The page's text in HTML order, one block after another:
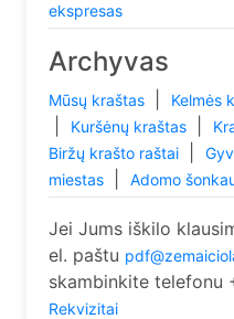
ekspresas
Archyvas
Mūsų kraštas Kelmės
Kuršėnų kraštas
Biržų krašto raštai
miestas
Adomo
Jei Jums iškilo
el. paštu
skambinkite telefonu
Rekvizitai